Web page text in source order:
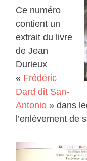
Ce numéro
contient un
extrait du livre
de Jean
Durieux
« Frédéric
Dard dit San-
Antonio » dans
l’enlèvement de